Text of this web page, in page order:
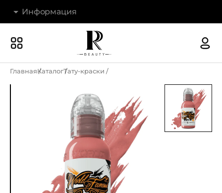
Информация
Наши магазины
О компании
Доставка и оплата
Гарантия и возврат
ГлавнаяКаталогТату-краски